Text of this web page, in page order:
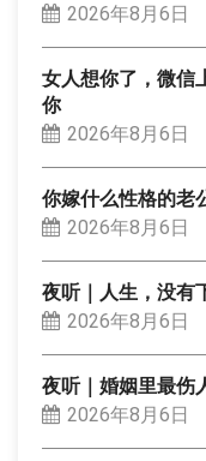
2026年8月6日
女人想你了，微信
你
2026年8月6日
你嫁什么性格的老
2026年8月6日
夜听｜人生，没有
2026年8月6日
夜听｜婚姻里最伤
2026年8月6日